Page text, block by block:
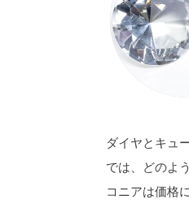
ダイヤとキュ
では、どのよ
コニアは価格